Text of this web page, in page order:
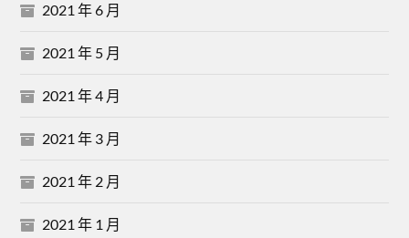
2021 年 6 月
2021 年 5 月
2021 年 4 月
2021 年 3 月
2021 年 2 月
2021 年 1 月